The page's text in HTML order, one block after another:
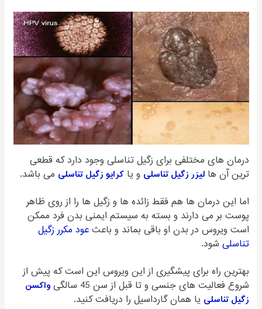
درمان های مختلفی برای زگیل تناسلی وجود دارد که قطعی
ترین آن ها لیزر زگیل تناسلی و یاکرایو زگیل تناسلی می باشد.
اما این درمان ها هم فقط زائده ها و زگیل ها را از روی ظاهر
پوست بر می دارند و بسته به سیستم ایمنی بدن فرد ممکن
است ویروس در بدن او باقی بماند و باعثعود مکرر زگیل
تناسلی شود.
بهترین راه برای پیشگیری از این ویروس این است که پیش از
شروع فعالیت های جنسی و تا قبل از سن 45 سالگی
واکسن
زگیل تناسلی یا همان گارداسیل را دریافت کنید.